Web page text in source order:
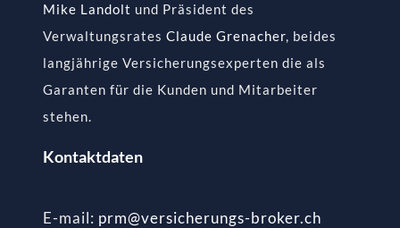
Mike Landolt und Präsident des
Verwaltungsrates Claude Grenacher, beides
langjährige Versicherungsexperten die als
Garanten für die Kunden und Mitarbeiter
stehen.
Kontaktdaten
E-mail: prm@versicherungs-broker.ch